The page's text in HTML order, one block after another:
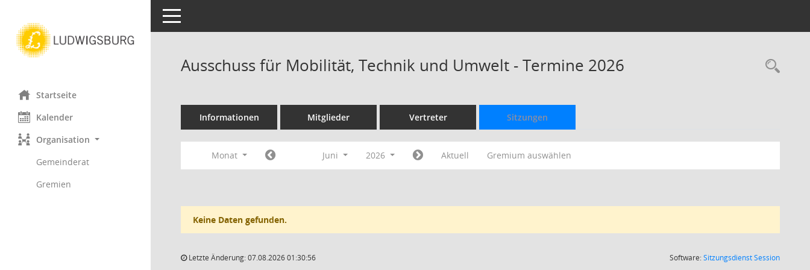
Startseite
Kalender
Organisation
Gemeinderat
Gremien
Toggle navigation
Ausschuss für Mobilität, Technik und Umwelt - Termine 2026
Informationen Mitglieder Vertreter Sitzungen
Monat Juni 2026 Aktuell Gremium auswählen
Keine Daten gefunden.
Letzte Änderung: 07.08.2026 01:30:56 Software:SitzungsdienstSession(Wird in